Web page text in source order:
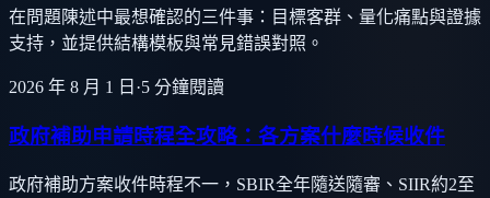
在問題陳述中最想確認的三件事：目標客群、量化痛點與證據
支持，並提供結構模板與常見錯誤對照。
2026 年 8 月 1 日 ·5 分鐘閱讀
政府補助申請時程全攻略：各方案什麼時候收件
政府補助方案收件時程不一，SBIR全年隨送隨審、SIIR約2至